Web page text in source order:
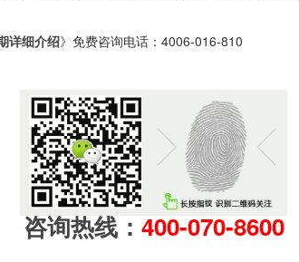
详细介绍》免费咨询电话：4006-016-810
咨询热线： 400-070-8600